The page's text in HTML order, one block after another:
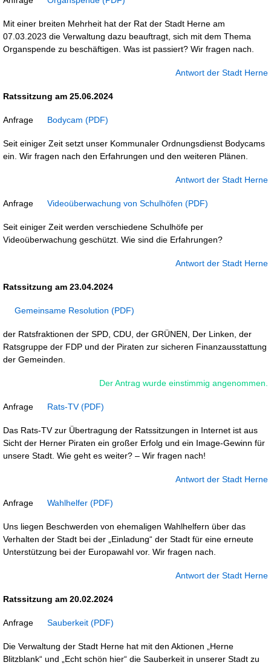
Mit einer breiten Mehrheit hat der Rat der Stadt Herne am
07.03.2023 die Verwaltung dazu beauftragt, sich mit dem Thema
Organspende zu beschäftigen. Was ist passiert? Wir fragen nach.
Antwort der Stadt Herne
Ratssitzung am 25.06.2024
Anfrage Bodycam
Seit einiger Zeit setzt unser Kommunaler Ordnungsdienst Bodycams
ein. Wir fragen nach den Erfahrungen und den weiteren Plänen.
Antwort der Stadt Herne
Anfrage Videoüberwachung von Schulhöfen
Seit einiger Zeit werden verschiedene Schulhöfe per
Videoüberwachung geschützt. Wie sind die Erfahrungen?
Antwort der Stadt Herne
Ratssitzung am 23.04.2024
Gemeinsame Resolution
der Ratsfraktionen der SPD, CDU, der GRÜNEN, Der Linken, der
Ratsgruppe der FDP und der Piraten zur sicheren Finanzausstattung
der Gemeinden.
Der Antrag wurde einstimmig angenommen.
Anfrage Rats-TV
Das Rats-TV zur Übertragung der Ratssitzungen in Internet ist aus
Sicht der Herner Piraten ein großer Erfolg und ein Image-Gewinn für
unsere Stadt. Wie geht es weiter? – Wir fragen nach!
Antwort der Stadt Herne
Anfrage Wahlhelfer
Uns liegen Beschwerden von ehemaligen Wahlhelfern über das
Verhalten der Stadt bei der „Einladung“ der Stadt für eine erneute
Unterstützung bei der Europawahl vor. Wir fragen nach.
Antwort der Stadt Herne
Ratssitzung am 20.02.2024
Anfrage Sauberkeit
Die Verwaltung der Stadt Herne hat mit den Aktionen „Herne
Blitzblank“ und „Echt schön hier“ die Sauberkeit in unserer Stadt zu